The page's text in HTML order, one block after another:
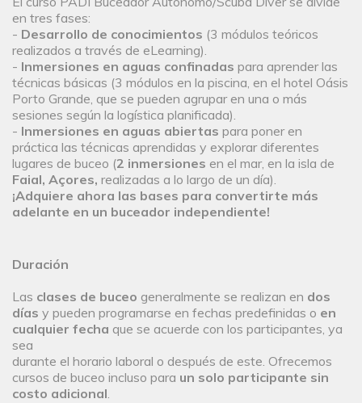
en tres fases:
- Desarrollo de conocimientos (3 módulos teóricos
realizados a través de eLearning).
- Inmersiones en aguas confinadas para aprender las
técnicas básicas (3 módulos en la piscina, en el hotel Oásis
Porto Grande, que se pueden agrupar en una o más
sesiones según la logística planificada).
- Inmersiones en aguas abiertas para poner en
práctica las técnicas aprendidas y explorar diferentes
lugares de buceo (2 inmersiones en el mar, en la isla de
Faial, Açores, realizadas a lo largo de un día).
¡Adquiere ahora las bases para convertirte más
adelante en un buceador independiente!
Duración
Las clases de buceo generalmente se realizan en dos
días y pueden programarse en fechas predefinidas o en
cualquier fecha que se acuerde con los participantes, ya
sea
durante el horario laboral o después de este. Ofrecemos
cursos de buceo incluso para un solo participante sin
costo adicional.